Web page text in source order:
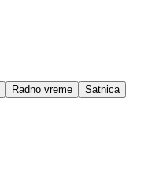
Radno vreme Satnica